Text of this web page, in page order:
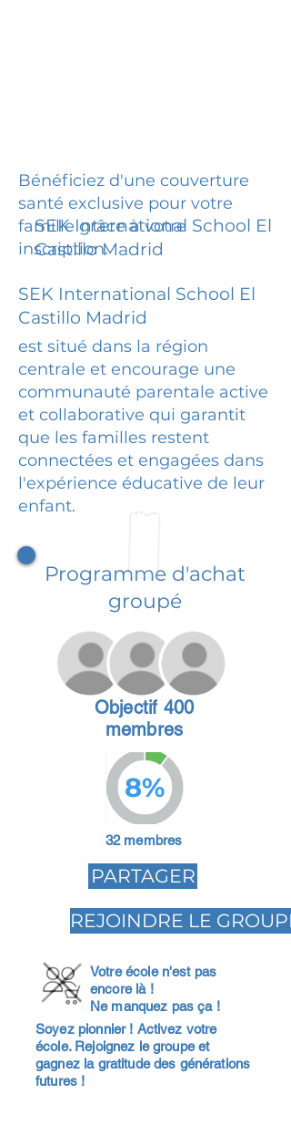
Bénéficiez d'une couverture
santé exclusive pour votre
famille grâce à votre
inscription.
SEK International School El
Castillo Madrid
SEK International School El
Castillo Madrid
est situé dans la région
centrale et encourage une
communauté parentale active
et collaborative qui garantit
que les familles restent
connectées et engagées dans
l'expérience éducative de leur
enfant.
Programme d'achat
groupé
Objectif 400
membres
8%
32 membres
PARTAGER
REJOINDRE LE GROUPE
Votre école n'est pas
encore là !
Ne manquez pas ça !
Soyez pionnier ! Activez votre
école. Rejoignez le groupe et
gagnez la gratitude des générations
futures !